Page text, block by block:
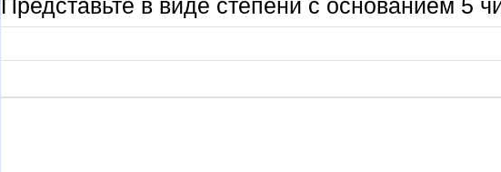
Представьте в виде степени с основанием 5